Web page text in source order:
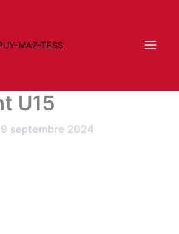
MAZ-TESS
U15
septembre 2024